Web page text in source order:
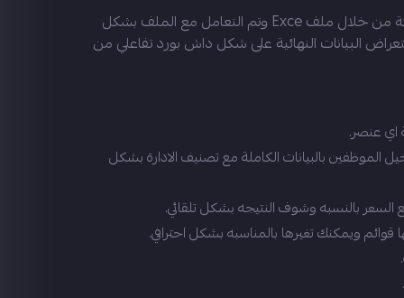
نظام متكامل لادارة مؤسسة او شركة من خلال ملف Exce وتم التعامل مع الملف بشكل
البيانات النهائية على شكل داش بورد تفاعلي من
اي عنصر.
بالبيانات الكاملة مع تصنيف الادارة بشكل
بالنسبه وشوف النتيجه بشكل تلقائي.
ويمكنك تغيرها بالمناسبه بشكل احترافي.